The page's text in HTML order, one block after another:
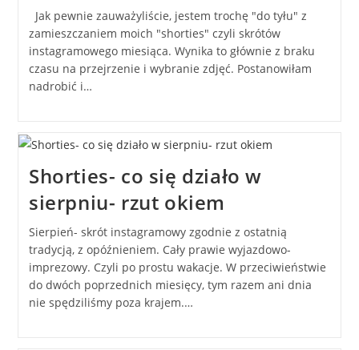
Jak pewnie zauważyliście, jestem trochę "do tyłu" z
zamieszczaniem moich "shorties" czyli skrótów
instagramowego miesiąca. Wynika to głównie z braku
czasu na przejrzenie i wybranie zdjęć. Postanowiłam
nadrobić i…
Shorties- co się działo w
sierpniu- rzut okiem
Sierpień- skrót instagramowy zgodnie z ostatnią
tradycją, z opóźnieniem. Cały prawie wyjazdowo-
imprezowy. Czyli po prostu wakacje. W przeciwieństwie
do dwóch poprzednich miesięcy, tym razem ani dnia
nie spędziliśmy poza krajem.…